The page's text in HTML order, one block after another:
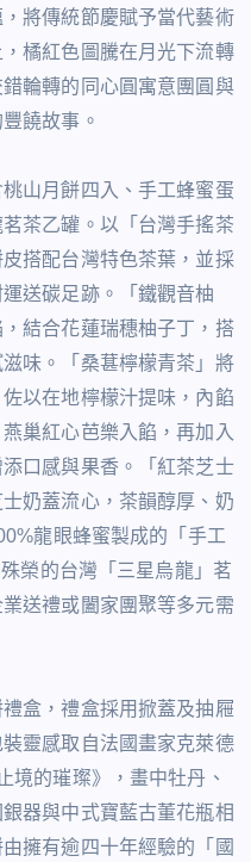
將傳統節慶賦予當代藝術
橘紅色圖騰在月光下流轉
輪轉的同心圓寓意團圓與
饒故事。
山月餅四入、手工蜂蜜蛋
茶乙罐。以「台灣手搖茶
搭配台灣特色茶葉，並採
送碳足跡。「鐵觀音柚
結合花蓮瑞穗柚子丁，搭
味。「桑葚檸檬青茶」將
以在地檸檬汁提味，內餡
巢紅心芭樂入餡，再加入
口感與果香。「紅茶芝士
奶蓋流心，茶韻醇厚、奶
龍眼蜂蜜製成的「手工
榮的台灣「三星烏龍」茗
送禮或闔家團聚等多元需
盒，禮盒採用掀蓋及抽屜
靈感取自法國畫家克萊德
境的璀璨》，畫中牡丹、
器與中式寶藍古董花瓶相
擁有逾四十年經驗的「國